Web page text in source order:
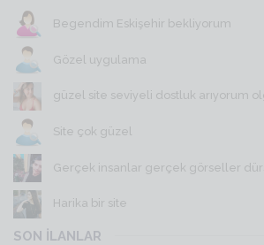
Begendim Eskişehir bekliyorum
Gözel uygulama
güzel site seviyeli dostluk arıyorum
Site çok güzel
Gerçek insanlar gerçek görseller
Harika bir site
SON İLANLAR